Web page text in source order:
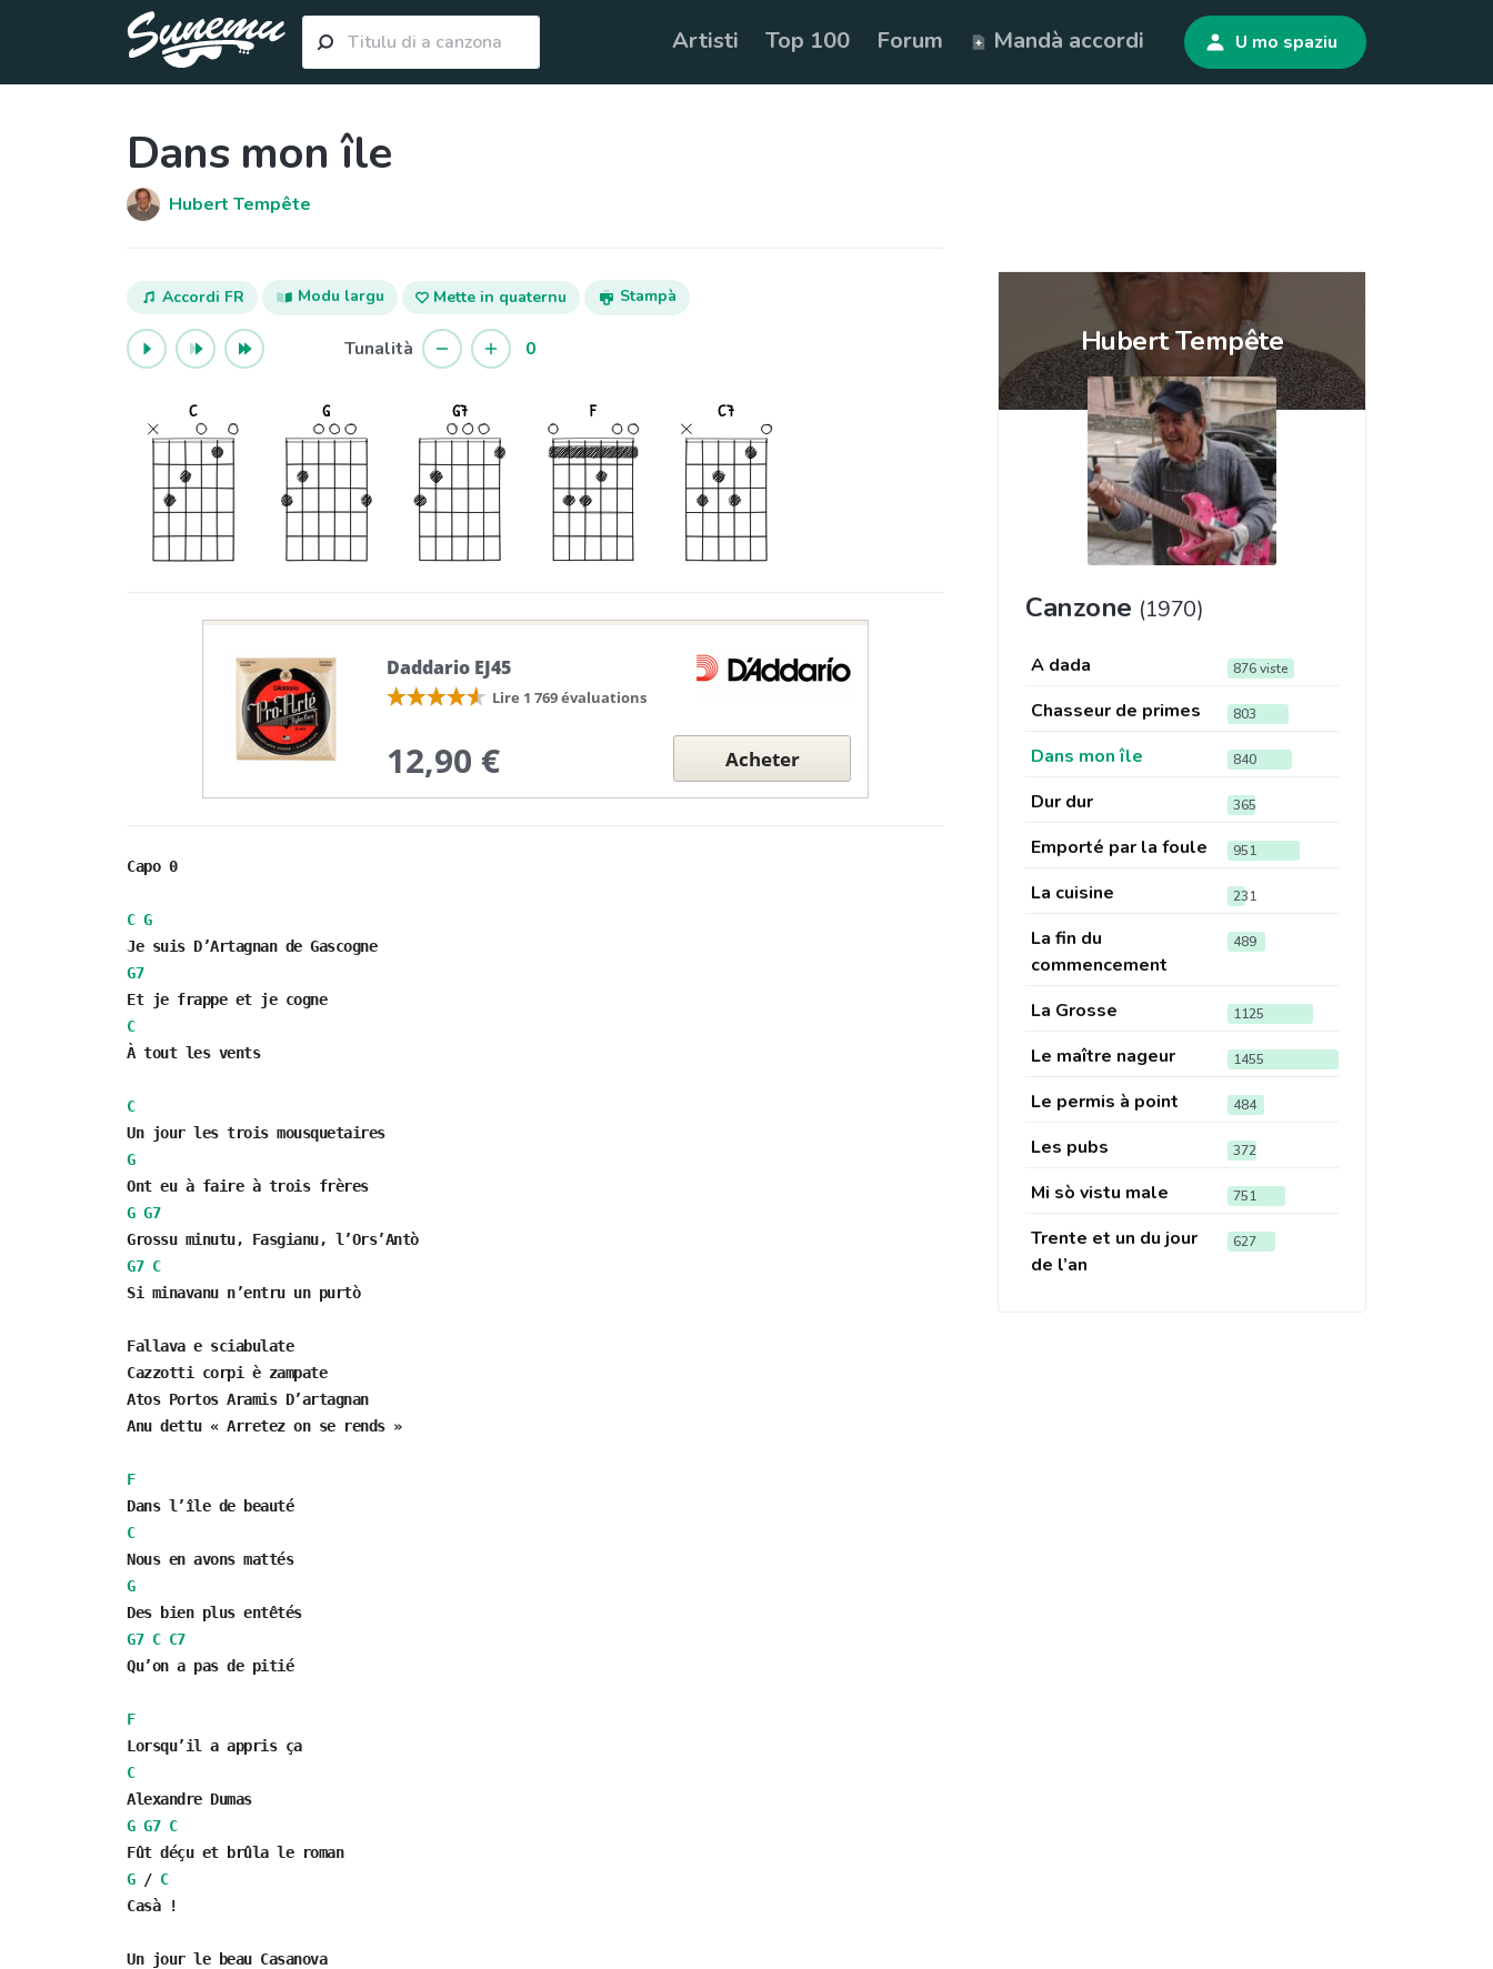
Artisti Top 100 Forum Mandà accordi U mo spaziu
Dans mon île
Hubert Tempête
Accordi FR Modu largu Mette in quaternu Stampà
Tunalità 0
C G G7 F C7
Daddario EJ45
Lire 1 769 évaluations
12,90 € Acheter
Capo 0
C G
Je suis D’Artagnan de Gascogne
G7
Et je frappe et je cogne
C
À tout les vents
C
Un jour les trois mousquetaires
G
Ont eu à faire à trois frères
G G7
Grossu minutu, Fasgianu, l’Ors’Antò
G7 C
Si minavanu n’entru un purtò
Fallava e sciabulate
Cazzotti corpi è zampate
Atos Portos Aramis D’artagnan
Anu dettu « Arretez on se rends »
F
Dans l’île de beauté
C
Nous en avons mattés
G
Des bien plus entêtés
G7 C C7
Qu’on a pas de pitié
F
Lorsqu’il a appris ça
C
Alexandre Dumas
G G7 C
Fût déçu et brûla le roman
G/ C
Casà !
Un jour le beau Casanova
Hubert Tempête
Canzone (1970)
A dada 876 viste
Chasseur de primes 803
Dans mon île 840
Dur dur 365
Emporté par la foule 951
La cuisine 231
La fin du
commencement
489
La Grosse 1125
Le maître nageur 1455
Le permis à point 484
Les pubs 372
Mi sò vistu male 751
Trente et un du jour
de l’an
627